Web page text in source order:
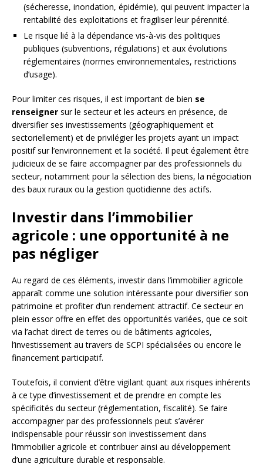
(sécheresse, inondation, épidémie), qui peuvent impacter la
rentabilité des exploitations et fragiliser leur pérennité.
Le risque lié à la dépendance vis-à-vis des politiques
publiques (subventions, régulations) et aux évolutions
réglementaires (normes environnementales, restrictions
d’usage).
Pour limiter ces risques, il est important de bien se
renseigner sur le secteur et les acteurs en présence, de
diversifier ses investissements (géographiquement et
sectoriellement) et de privilégier les projets ayant un impact
positif sur l’environnement et la société. Il peut également être
judicieux de se faire accompagner par des professionnels du
secteur, notamment pour la sélection des biens, la négociation
des baux ruraux ou la gestion quotidienne des actifs.
Investir dans l’immobilier
agricole : une opportunité à ne
pas négliger
Au regard de ces éléments, investir dans l’immobilier agricole
apparaît comme une solution intéressante pour diversifier son
patrimoine et profiter d’un rendement attractif. Ce secteur en
plein essor offre en effet des opportunités variées, que ce soit
via l’achat direct de terres ou de bâtiments agricoles,
l’investissement au travers de SCPI spécialisées ou encore le
financement participatif.
Toutefois, il convient d’être vigilant quant aux risques inhérents
à ce type d’investissement et de prendre en compte les
spécificités du secteur (réglementation, fiscalité). Se faire
accompagner par des professionnels peut s’avérer
indispensable pour réussir son investissement dans
l’immobilier agricole et contribuer ainsi au développement
d’une agriculture durable et responsable.